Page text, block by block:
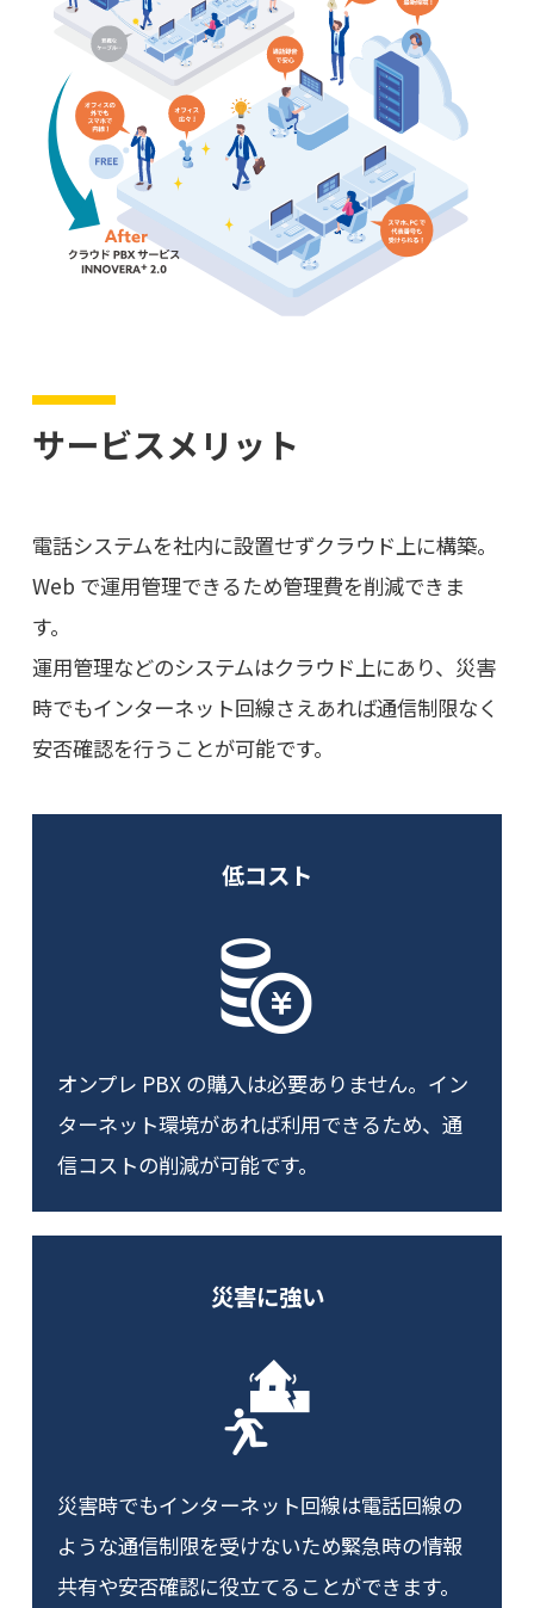
サービスメリット
電話システムを社内に設置せずクラウド上に構築。
Web で運用管理できるため管理費を削減できま
す。
運用管理などのシステムはクラウド上にあり、災害
時でもインターネット回線さえあれば通信制限なく
安否確認を行うことが可能です。
低コスト
オンプレ PBX の購入は必要ありません。イン
ターネット環境があれば利用できるため、通
信コストの削減が可能です。
災害に強い
災害時でもインターネット回線は電話回線の
ような通信制限を受けないため緊急時の情報
共有や安否確認に役立てることができます。